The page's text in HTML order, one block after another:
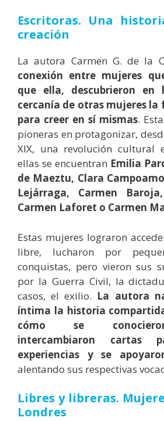
Escritoras. Una
creación
La autora Carmen G. de la
conexión entre mujeres
que ella, descubrieron
cercanía de otras mujeres la
para creer en sí mismas.
pioneras en protagonizar,
XIX, una revolución cultural
ellas se encuentran Emilia
de Maeztu, Clara
Lejárraga, Carmen
Carmen Laforet o Carmen
Estas mujeres lograron
libre, lucharon por
conquistas, pero vieron sus
por la Guerra Civil, la
casos, el exilio. La autora
íntima la historia
cómo se
intercambiaron cartas
experiencias y se
alentando sus respectivas
Libres y libreras.
Londres